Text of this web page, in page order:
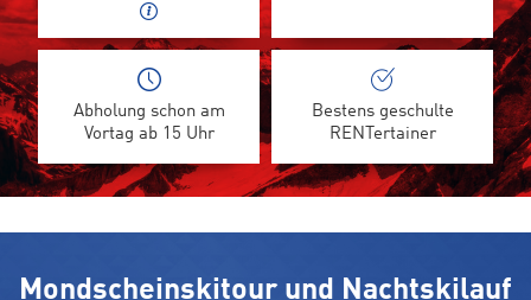
Abholung schon am
Vortag ab 15 Uhr
Bestens geschulte
RENTertainer
Mondscheinskitour und Nachtskilauf